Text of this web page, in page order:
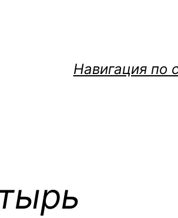
Навигация по